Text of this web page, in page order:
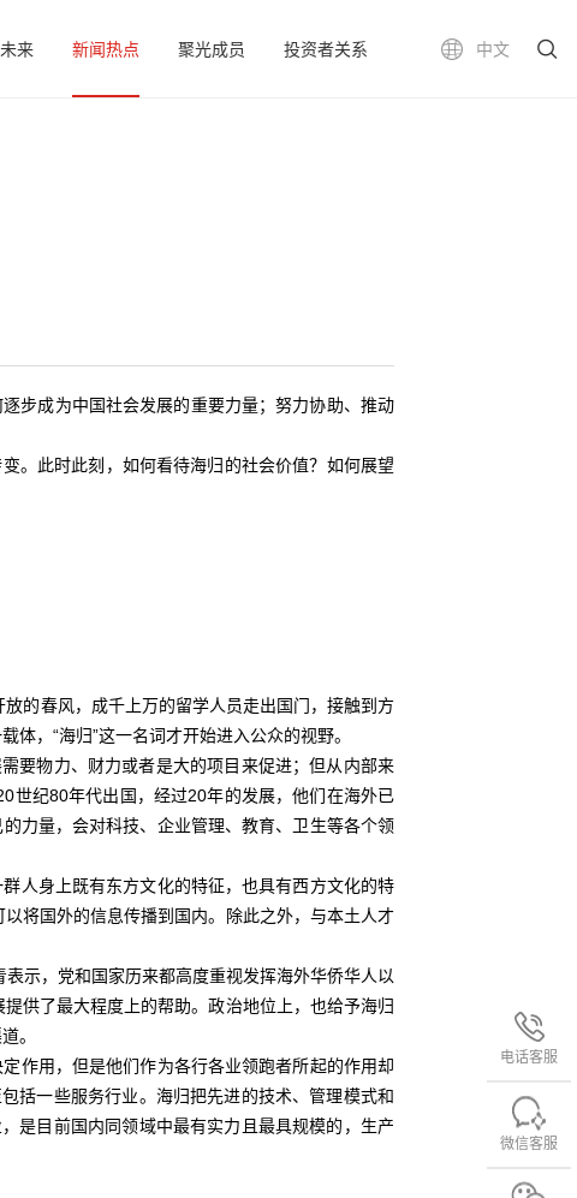
中文
来 新闻热点 聚光成员 投资者关系
电话客服
微信客服
步成为中国社会发展的重要力量；努力协助、推动
。此时此刻，如何看待海归的社会价值？如何展望
的春风，成千上万的留学人员走出国门，接触到方
，“海归”这一名词才开始进入公众的视野。
物力、财力或者是大的项目来促进；但从内部来
世纪80年代出国，经过20年的发展，他们在海外已
力量，会对科技、企业管理、教育、卫生等各个领
人身上既有东方文化的特征，也具有西方文化的特
将国外的信息传播到国内。除此之外，与本土人才
示，党和国家历来都高度重视发挥海外华侨华人以
供了最大程度上的帮助。政治地位上，也给予海归
。
用，但是他们作为各行各业领跑者所起的作用却
括一些服务行业。海归把先进的技术、管理模式和
是目前国内同领域中最有实力且最具规模的，生产